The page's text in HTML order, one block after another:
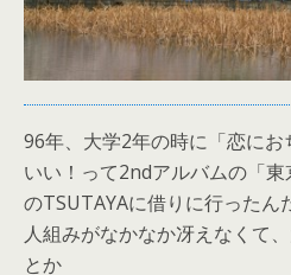
96年、大学2年の時に「恋にお
いい！って2ndアルバムの「
のTSUTAYAに借りに行ったん
人組みがなかなか冴えなくて
とか